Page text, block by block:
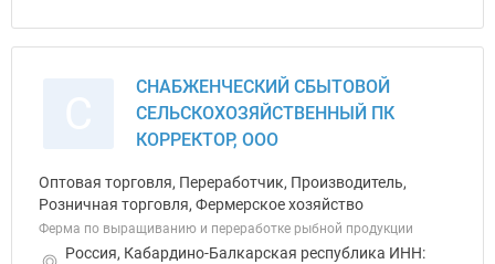
СНАБЖЕНЧЕСКИЙ СБЫТОВОЙ
СЕЛЬСКОХОЗЯЙСТВЕННЫЙ ПК
КОРРЕКТОР, ООО
Оптовая торговля, Переработчик, Производитель,
Розничная торговля, Фермерское хозяйство
Ферма по выращиванию и переработке рыбной продукции
Россия, Кабардино-Балкарская республика ИНН: